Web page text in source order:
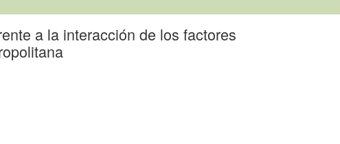
a la interacción de los factores